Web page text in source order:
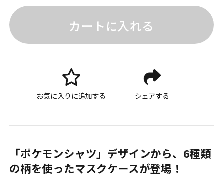
カートに入れる
お気に入りに追加する シェアする
「ポケモンシャツ」デザインから、6種類
の柄を使ったマスクケースが登場！